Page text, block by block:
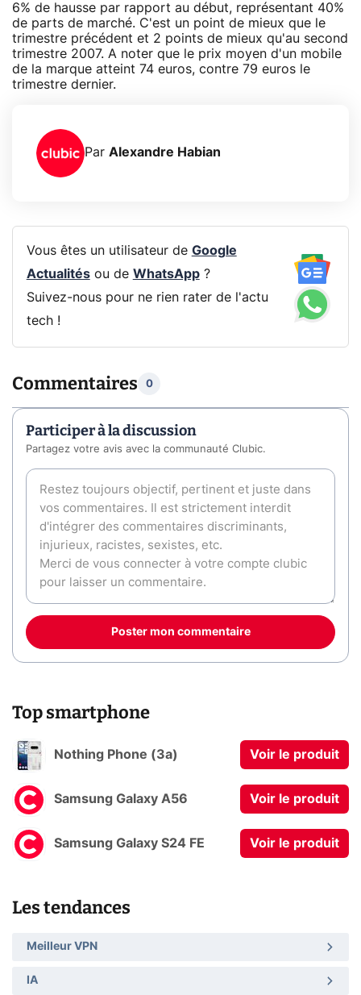
6% de hausse par rapport au début, représentant 40%
de parts de marché. C'est un point de mieux que le
trimestre précédent et 2 points de mieux qu'au second
trimestre 2007. A noter que le prix moyen d'un mobile
de la marque atteint 74 euros, contre 79 euros le
trimestre dernier.
Par Alexandre Habian
Vous êtes un utilisateur de Google
Actualitésou de WhatsApp?
Suivez-nous pour ne rien rater de l'actu
tech !
Commentaires 0
Participer à la discussion
Partagez votre avis avec la communauté Clubic.
Poster mon commentaire
Top smartphone
Nothing Phone (3a) Voir le produit
Samsung Galaxy A56 Voir le produit
Samsung Galaxy S24 FE Voir le produit
Les tendances
Meilleur VPN
IA